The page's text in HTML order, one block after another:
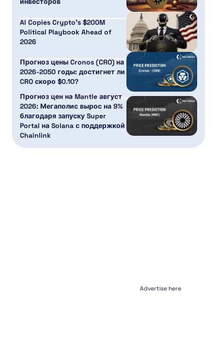
AI Copies Crypto’s $200M
Political Playbook Ahead of
2026
Прогноз цены Cronos (CRO) на
2026-2050 годы: достигнет ли
CRO скоро $0.10?
Прогноз цен на Mantle август
2026: Мегаполис вырос на 9%
благодаря запуску Super
Portal на Solana с поддержкой
Chainlink
Advertise here